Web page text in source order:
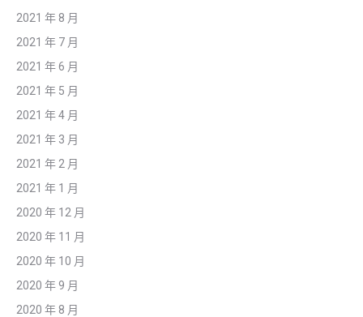
2021 年 8 月
2021 年 7 月
2021 年 6 月
2021 年 5 月
2021 年 4 月
2021 年 3 月
2021 年 2 月
2021 年 1 月
2020 年 12 月
2020 年 11 月
2020 年 10 月
2020 年 9 月
2020 年 8 月